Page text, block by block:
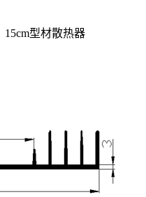
15cm型材散热器